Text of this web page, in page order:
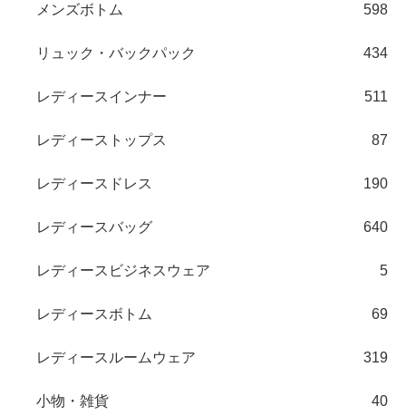
メンズボトム 598
リュック・バックパック 434
レディースインナー 511
レディーストップス 87
レディースドレス 190
レディースバッグ 640
レディースビジネスウェア 5
レディースボトム 69
レディースルームウェア 319
小物・雑貨 40